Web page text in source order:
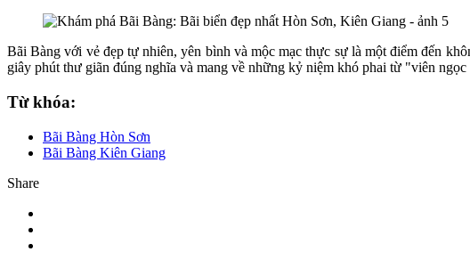
Bãi Bàng với vẻ đẹp tự nhiên, yên bình và mộc mạc thực sự là một điểm đến
giây phút thư giãn đúng nghĩa và mang về những kỷ niệm khó phai từ "viên
Từ khóa:
Bãi Bàng Hòn Sơn
Bãi Bàng Kiên Giang
Share